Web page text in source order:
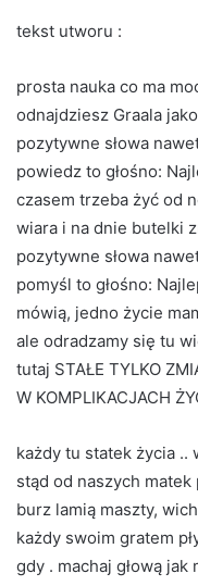
tekst utworu :
prosta nauka co ma
odnajdziesz Graala
pozytywne słowa
powiedz to głośno:
czasem trzeba żyć od
wiara i na dnie butelki
pozytywne słowa
pomyśl to głośno:
mówią, jedno życie
ale odradzamy się tu
tutaj STAŁE TYLKO
W KOMPLIKACJACH
każdy tu statek życia ..
stąd od naszych
burz lamią maszty,
każdy swoim gratem
gdy . machaj głową jak